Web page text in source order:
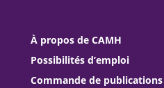
À propos de CAMH
Possibilités d’emploi
Commande de publications